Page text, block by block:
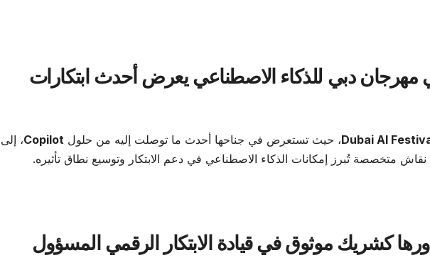
دبي للذكاء الاصطناعي يعرض أحدث ابتكارات
Dubai AI، حيث تستعرض في جناحها أحدث ما توصلت إليه من حلول Copilot، إلى
متخصصة تُبرز إمكانات الذكاء الاصطناعي في دعم الابتكار وتوسيع نطاق تأثيره.
كشريك موثوق في قيادة الابتكار الرقمي المسؤول